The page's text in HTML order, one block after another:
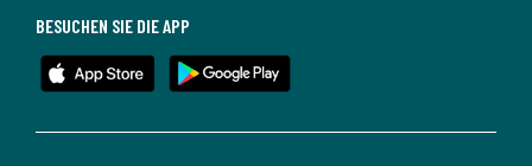
BESUCHEN SIE DIE APP